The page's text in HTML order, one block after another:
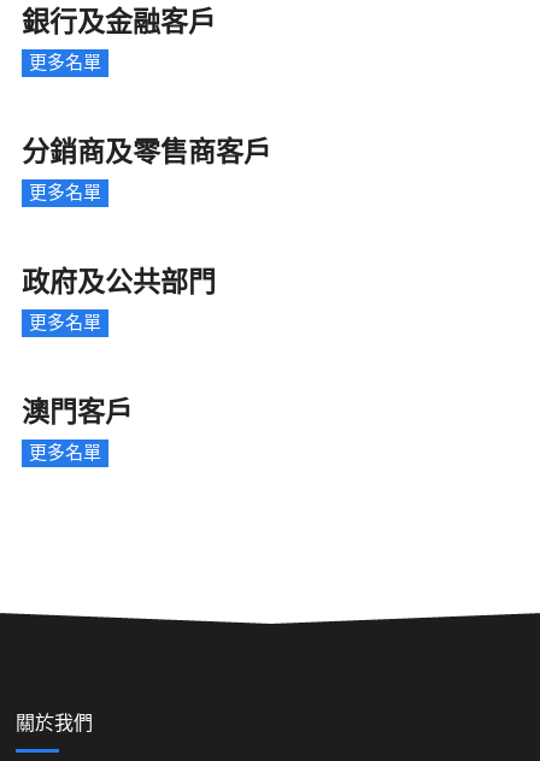
銀行及金融客戶
更多名單
分銷商及零售商客戶
更多名單
政府及公共部門
更多名單
澳門客戶
更多名單
關於我們